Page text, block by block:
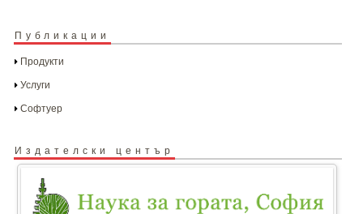
Публикации
Продукти
Услуги
Софтуер
Издателски център